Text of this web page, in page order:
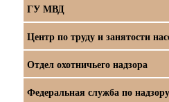
ГУ МВД
Центр по труду и занятости
Отдел охотничьего надзора
Федеральная служба по